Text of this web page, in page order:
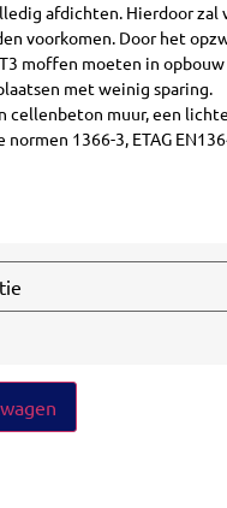
afdichten. Hierdoor zal
voorkomen. Door het
moffen moeten in
met weinig sparing.
cellenbeton muur, een
1366-3, ETAG